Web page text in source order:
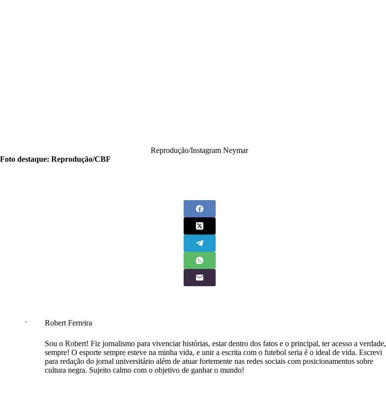
Reprodução/Instagram Neymar
Foto destaque: Reprodução/CBF
Robert Ferreira
Sou o Robert! Fiz jornalismo para vivenciar histórias, estar dentro dos fatos e o principal, ter acesso a verdade,
sempre! O esporte sempre esteve na minha vida, e unir a escrita com o futebol seria é o ideal de vida. Escrevi
para redação do jornal universitário além de atuar fortemente nas redes sociais com posicionamentos sobre
cultura negra. Sujeito calmo com o objetivo de ganhar o mundo!